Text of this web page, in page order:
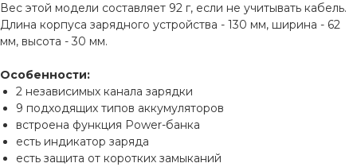
Вес этой модели составляет 92 г, если не учитывать кабель.
Длина корпуса зарядного устройства - 130 мм, ширина - 62
мм, высота - 30 мм.
Особенности:
2 независимых канала зарядки
9 подходящих типов аккумуляторов
встроена функция Power-банка
есть индикатор заряда
есть защита от коротких замыканий